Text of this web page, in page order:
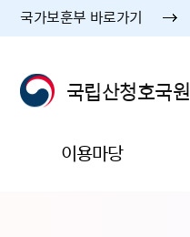
국가보훈부 바로가기
국립산청호국원
이용마당